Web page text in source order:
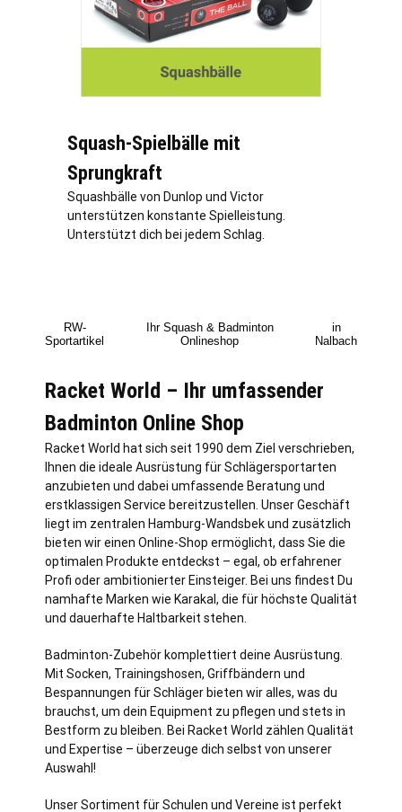
Squash-Spielbälle mit
Sprungkraft
Squashbälle von Dunlop und Victor
unterstützen konstante Spielleistung.
Unterstützt dich bei jedem Schlag.
RW-
Sportartikel
Ihr Squash & Badminton
Onlineshop
in
Nalbach
Racket World – Ihr umfassender
Badminton Online Shop
Racket World hat sich seit 1990 dem Ziel verschrieben,
Ihnen die ideale Ausrüstung für Schlägersportarten
anzubieten und dabei umfassende Beratung und
erstklassigen Service bereitzustellen. Unser Geschäft
liegt im zentralen Hamburg-Wandsbek und zusätzlich
bieten wir einen Online-Shop ermöglicht, dass Sie die
optimalen Produkte entdeckst – egal, ob erfahrener
Profi oder ambitionierter Einsteiger. Bei uns findest Du
namhafte Marken wie Karakal, die für höchste Qualität
und dauerhafte Haltbarkeit stehen.
Badminton-Zubehör komplettiert deine Ausrüstung.
Mit Socken, Trainingshosen, Griffbändern und
Bespannungen für Schläger bieten wir alles, was du
brauchst, um dein Equipment zu pflegen und stets in
Bestform zu bleiben. Bei Racket World zählen Qualität
und Expertise – überzeuge dich selbst von unserer
Auswahl!
Unser Sortiment für Schulen und Vereine ist perfekt